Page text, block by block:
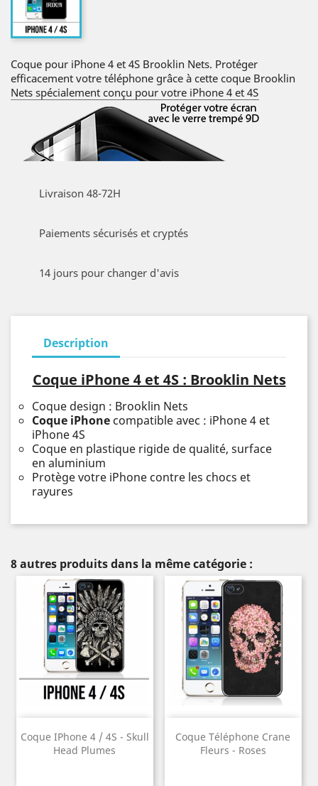
Coque pour iPhone 4 et 4S Brooklin Nets. Protéger
efficacement votre téléphone grâce à cette coque Brooklin
Nets spécialement conçu pour votre iPhone 4 et 4S
Livraison 48-72H
Paiements sécurisés et cryptés
14 jours pour changer d'avis
Description
Coque iPhone 4 et 4S : Brooklin Nets
Coque design : Brooklin Nets
Coque iPhone compatible avec : iPhone 4 et
iPhone 4S
Coque en plastique rigide de qualité, surface
en aluminium
Protège votre iPhone contre les chocs et
rayures
8 autres produits dans la même catégorie :
Coque IPhone 4 / 4S - Skull
Head Plumes
Coque Téléphone Crane
Fleurs - Roses